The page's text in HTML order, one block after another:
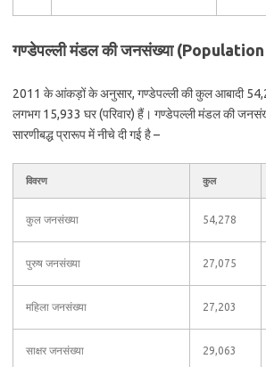
गण्डेपल्ली मंडल की जनसंख्या
2011 के आंकड़ों के अनुसार, गण्डेपल्ली की कुल आबादी
लगभग 15,933 घर (परिवार) हैं। गण्डेपल्ली मंडल की
सारणीबद्ध प्रारूप में नीचे दी गई है –
विवरण कुल
कुल जनसंख्या 54,278
पुरुष जनसंख्या 27,075
महिला जनसंख्या 27,203
साक्षर जनसंख्या 29,063